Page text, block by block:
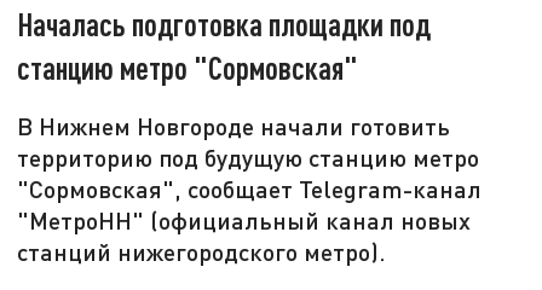
Началась подготовка площадки под
станцию метро "Сормовская"
В Нижнем Новгороде начали готовить
территорию под будущую станцию метро
"Сормовская", сообщает Telegram-канал
"МетроНН" (официальный канал новых
станций нижегородского метро).